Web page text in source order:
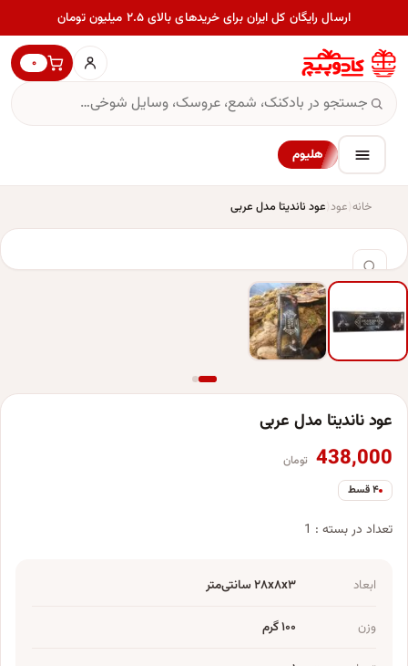
ارسال رایگان کل ایران برای خریدهای بالای ۲.۵ میلیون تومان
۰
هلیوم
خانه عود عود ناندیتا مدل عربی
عود ناندیتا مدل عربی
438,000 تومان
۴ قسط
تعداد در بسته : 1
ابعاد ۲۸x۸x۳ سانتی‌متر
وزن ۱۰۰ گرم